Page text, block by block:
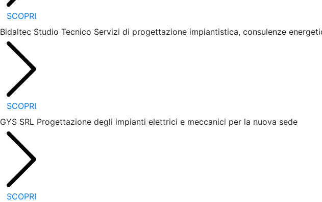
SCOPRI
Bidaltec Studio Tecnico Servizi di progettazione impiantistica, consulenze
SCOPRI
GYS SRL Progettazione degli impianti elettrici e meccanici per la nuova sede
SCOPRI